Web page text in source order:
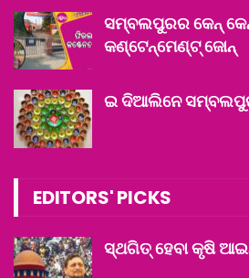
ସମ୍ବଲପୁରର କେନ୍
କଣ୍ଟେନ୍‌ମେଣ୍ଟ୍ ଜୋନ୍
ଇ ଦିଆଲିନେ
EDITORS' PICKS
ସ୍ଥଗିତ୍ ହେବା କୃଷି